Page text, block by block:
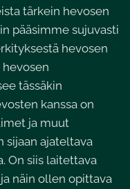
tärkein hevosen
pääsimme sujuvasti
hevosen
hevosen
tässäkin
kanssa on
ja muut
sijaan ajateltava
On siis laitettava
näin ollen opittava